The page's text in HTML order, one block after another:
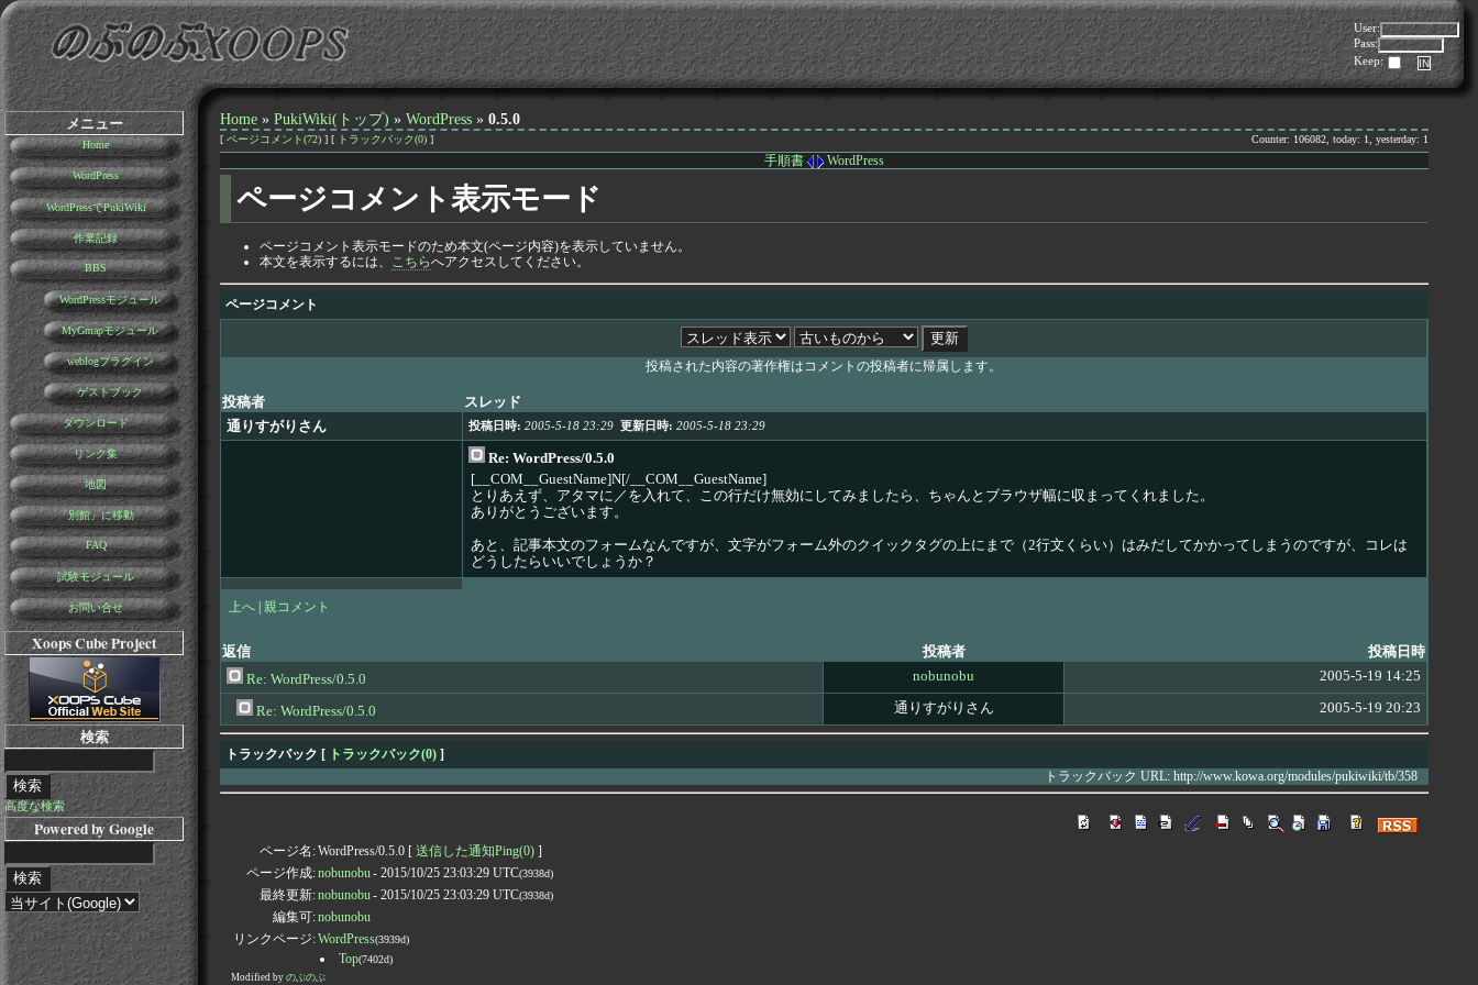
User:
Pass:
Keep:
メニュー
Home
WordPress
WordPressでPukiWiki
作業記録
BBS
WordPressモジュール
MyGmapモジュール
weblogプラグイン
ゲストブック
ダウンロード
リンク集
地図
「別館」に移動
FAQ
試験モジュール
お問い合せ
Xoops Cube Project
検索
高度な検索
Powered by Google
Home » PukiWiki(トップ) » WordPress » 0.5.0
[ ページコメント(72) ] [ トラックバック(0) ] Counter: 106082, today: 1, yesterday: 1
手順書 WordPress
ページコメント表示モード
ページコメント表示モードのため本文(ページ内容)を表示していません。
本文を表示するには、 こちらへアクセスしてください。
ページコメント
投稿された内容の著作権はコメントの投稿者に帰属します。
投稿者
スレッド
通りすがりさん
投稿日時: 2005-5-18 23:29 更新日時: 2005-5-18 23:29
Re: WordPress/0.5.0
[__COM__GuestName]N[/__COM__GuestName]
とりあえず、アタマに／を入れて、この行だけ無効にしてみましたら、ちゃんとブラウザ幅に収まってくれました。
ありがとうございます。
あと、記事本文のフォームなんですが、文字がフォーム外のクイックタグの上にまで（2行文くらい）はみだしてかかってしまうのですが、コレは
どうしたらいいでしょうか？
上へ 親コメント
返信 投稿者
投稿日時
Re: WordPress/0.5.0
nobunobu 2005-5-19 14:25
Re: WordPress/0.5.0 通りすがりさん 2005-5-19 20:23
トラックバック [ トラックバック(0) ]
トラックバック URL: http://www.kowa.org/modules/pukiwiki/tb/358
ページ名:WordPress/0.5.0 [ 送信した通知Ping(0) ]
ページ作成:nobunobu- 2015/10/25 23:03:29 UTC(3938d)
最終更新:nobunobu- 2015/10/25 23:03:29 UTC(3938d)
編集可:nobunobu
リンクページ:WordPress(3939d)
Top(7402d)
Modified by のぶのぶ